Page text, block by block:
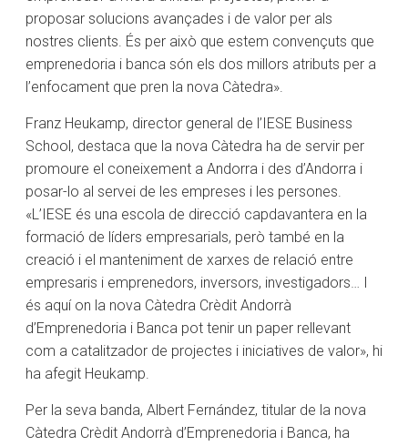
proposar solucions avançades i de valor per als
nostres clients. És per això que estem convençuts que
emprenedoria i banca són els dos millors atributs per a
l’enfocament que pren la nova Càtedra».
Franz Heukamp, director general de l’IESE Business
School, destaca que la nova Càtedra ha de servir per
promoure el coneixement a Andorra i des d’Andorra i
posar-lo al servei de les empreses i les persones.
«L’IESE és una escola de direcció capdavantera en la
formació de líders empresarials, però també en la
creació i el manteniment de xarxes de relació entre
empresaris i emprenedors, inversors, investigadors… I
és aquí on la nova Càtedra Crèdit Andorrà
d’Emprenedoria i Banca pot tenir un paper rellevant
com a catalitzador de projectes i iniciatives de valor», hi
ha afegit Heukamp.
Per la seva banda, Albert Fernández, titular de la nova
Càtedra Crèdit Andorrà d’Emprenedoria i Banca, ha